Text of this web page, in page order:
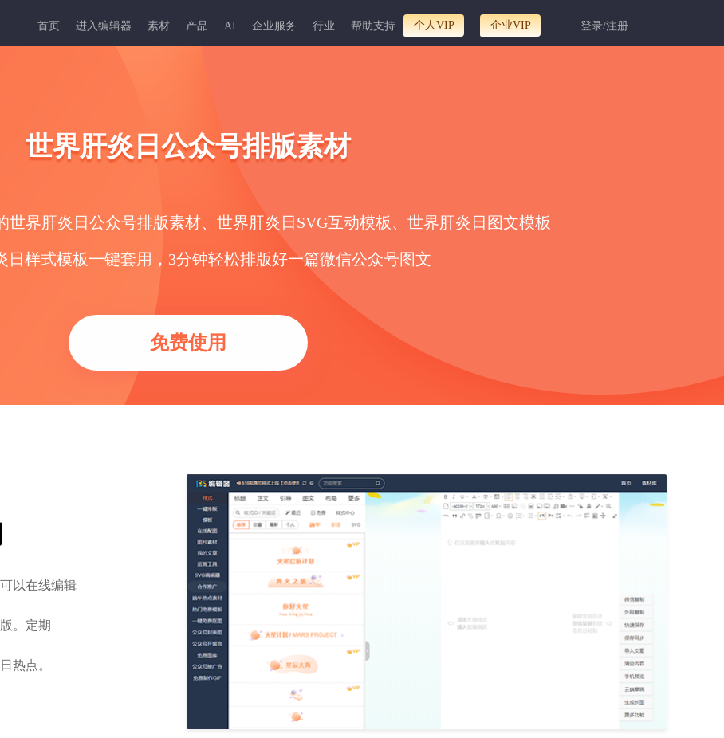
首页 进入编辑器 素材 产品 AI 企业服务 行业 帮助支持 个人VIP 企业VIP 登录/注册
世界肝炎日公众号排版素材
世界肝炎日公众号排版素材、世界肝炎日SVG互动模板、世界肝炎日图文模板
日样式模板一键套用，3分钟轻松排版好一篇微信公众号图文
免费使用
以在线编辑
。定期
热点。